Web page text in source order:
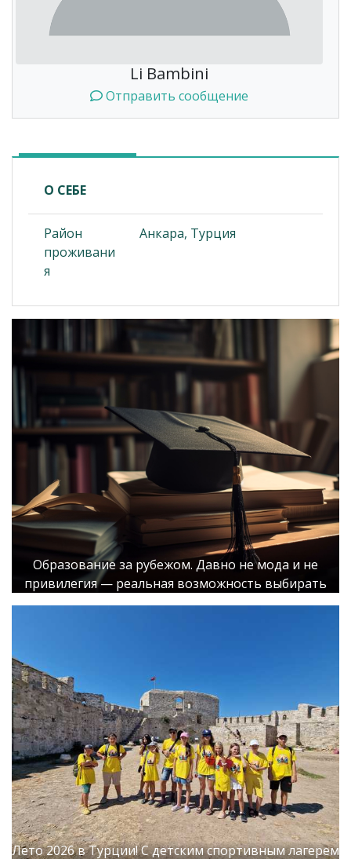
Li Bambini
Отправить сообщение
О СЕБЕ
Район
проживани
я
Анкара, Турция
Образование за рубежом. Давно не мода и не
привилегия — реальная возможность выбирать
Лето 2026 в Турции! С детским спортивным лагерем